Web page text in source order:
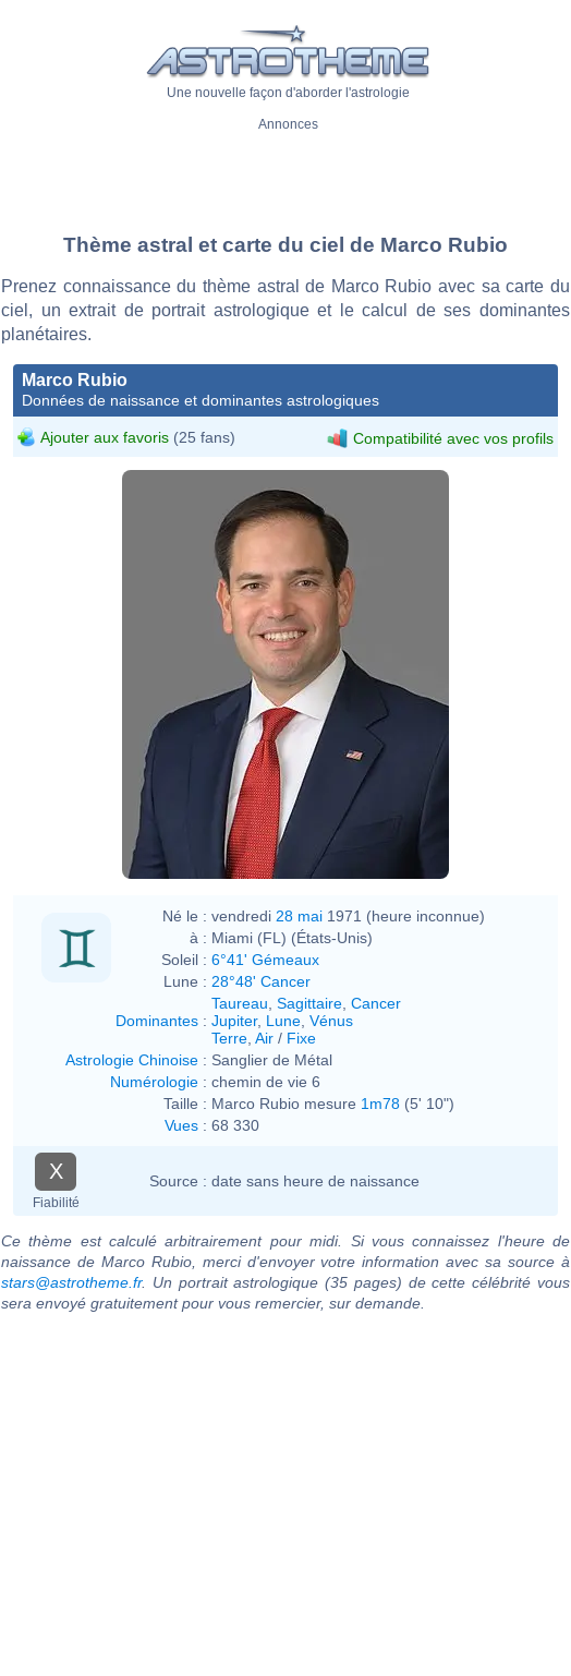
Une nouvelle façon d'aborder l'astrologie
Annonces
Thème astral et carte du ciel de Marco Rubio
Prenez connaissance du thème astral de Marco Rubio avec sa carte du
ciel, un extrait de portrait astrologique et le calcul de ses dominantes
planétaires.
Marco Rubio
Données de naissance et dominantes astrologiques
Ajouter aux favoris (25 fans) Compatibilité avec vos profils
Né le : vendredi 28 mai 1971 (heure inconnue)
à : Miami (FL) (États-Unis)
Soleil : 6°41' Gémeaux
Lune : 28°48' Cancer
Dominantes :
Taureau Sagittaire Cancer
Jupiter, Lune Vénus
Terre Air / Fixe
Astrologie Chinoise : Sanglier de Métal
Numérologie : chemin de vie 6
Taille : Marco Rubio mesure 1m78 (5' 10")
Vues : 68 330
X
Fiabilité
Source : date sans heure de naissance
Ce thème est calculé arbitrairement pour midi. Si vous connaissez l'heure de
naissance de Marco Rubio, merci d'envoyer votre information avec sa source à
stars@astrotheme.fr. Un portrait astrologique (35 pages) de cette célébrité vous
sera envoyé gratuitement pour vous remercier, sur demande.